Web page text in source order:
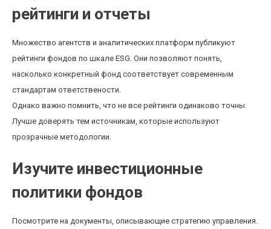
рейтинги и отчеты
Множество агентств и аналитических платформ публикуют
рейтинги фондов по шкале ESG. Они позволяют понять,
насколько конкретный фонд соответствует современным
стандартам ответствености.
Однако важно помнить, что не все рейтинги одинаково точны.
Лучше доверять тем источникам, которые используют
прозрачные методологии.
Изучите инвестиционные
политики фондов
Посмотрите на документы, описывающие стратегию управления.